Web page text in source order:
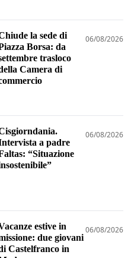
la sede di
Borsa: da
trasloco
Camera di
06/08/2026
a padre
“Situazione
06/08/2026
estive in
due giovani
Castelfranco in
06/08/2026